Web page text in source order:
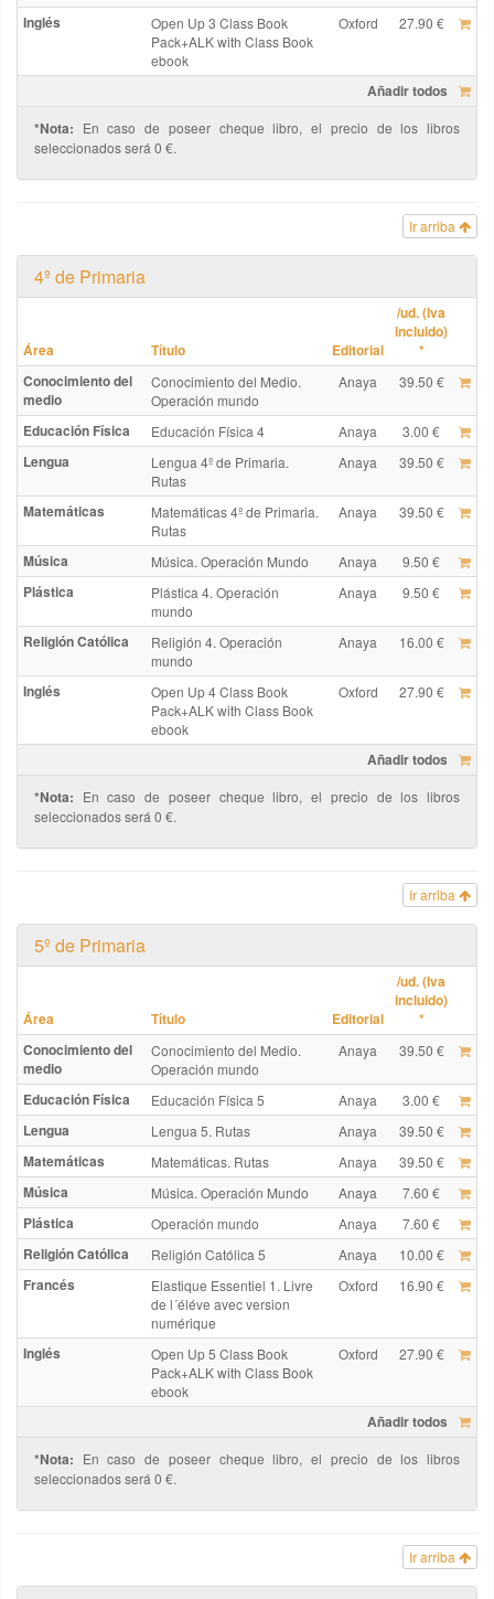
Inglés
Open Up 3 Class Book
Pack+ALK with Class Book
ebook
Oxford 27.90 €
Añadir todos
*Nota: En caso de poseer cheque libro, el precio de los libros
seleccionados será 0 €.
Ir arriba
4º de Primaria
Área Título Editorial
/ud. (Iva
incluido)
*
Conocimiento del
medio
Conocimiento del Medio.
Operación mundo
Anaya 39.50 €
Educación Física Educación Física 4 Anaya 3.00 €
Lengua
Lengua 4º de Primaria.
Rutas
Anaya 39.50 €
Matemáticas
Matemáticas 4º de Primaria.
Rutas
Anaya 39.50 €
Música Música. Operación Mundo Anaya 9.50 €
Plástica
Plástica 4. Operación
mundo
Anaya 9.50 €
Religión Católica
Religión 4. Operación
mundo
Anaya 16.00 €
Inglés
Open Up 4 Class Book
Pack+ALK with Class Book
ebook
Oxford 27.90 €
Añadir todos
*Nota: En caso de poseer cheque libro, el precio de los libros
seleccionados será 0 €.
Ir arriba
5º de Primaria
Área Título Editorial
/ud. (Iva
incluido)
*
Conocimiento del
medio
Conocimiento del Medio.
Operación mundo
Anaya 39.50 €
Educación Física Educación Física 5 Anaya 3.00 €
Lengua Lengua 5. Rutas Anaya 39.50 €
Matemáticas Matemáticas. Rutas Anaya 39.50 €
Música Música. Operación Mundo Anaya 7.60 €
Plástica Operación mundo Anaya 7.60 €
Religión Católica Religión Católica 5 Anaya 10.00 €
Francés
Elastique Essentiel 1. Livre
de l´éléve avec version
numérique
Oxford 16.90 €
Inglés
Open Up 5 Class Book
Pack+ALK with Class Book
ebook
Oxford 27.90 €
Añadir todos
*Nota: En caso de poseer cheque libro, el precio de los libros
seleccionados será 0 €.
Ir arriba